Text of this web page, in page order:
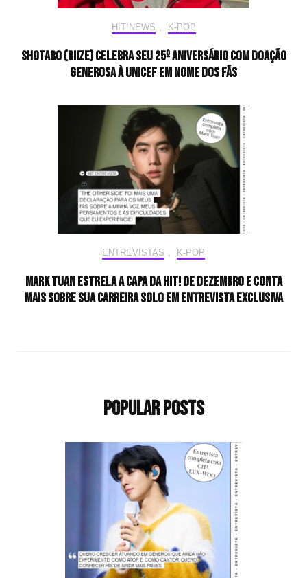
HIT!NEWS , K-POP
Shotaro (RIIZE) celebra seu 25º aniversário com doação
generosa à UNICEF em nome dos fãs
ENTREVISTAS K-POP
Mark Tuan estrela a capa da HIT! de Dezembro e conta
mais sobre sua carreira solo em entrevista exclusiva
Popular Posts